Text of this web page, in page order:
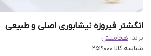
انگشتر فیروزه نیشابوری اصلی و طبیعی
برند: هخامنش
شناسه کالا 2519000